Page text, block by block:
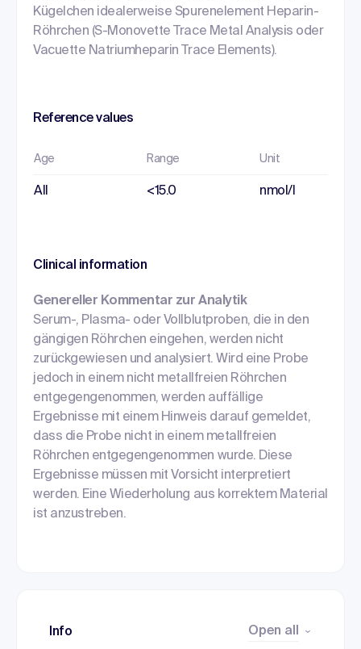
Kügelchen idealerweise Spurenelement Heparin-
Röhrchen (S-Monovette Trace Metal Analysis oder
Vacuette Natriumheparin Trace Elements).
Reference values
Age Range Unit
All <15.0 nmol/l
Clinical information
Genereller Kommentar zur Analytik
Serum-, Plasma- oder Vollblutproben, die in den
gängigen Röhrchen eingehen, werden nicht
zurückgewiesen und analysiert. Wird eine Probe
jedoch in einem nicht metallfreien Röhrchen
entgegengenommen, werden auffällige
Ergebnisse mit einem Hinweis darauf gemeldet,
dass die Probe nicht in einem metallfreien
Röhrchen entgegengenommen wurde. Diese
Ergebnisse müssen mit Vorsicht interpretiert
werden. Eine Wiederholung aus korrektem Material
ist anzustreben.
Info Open all